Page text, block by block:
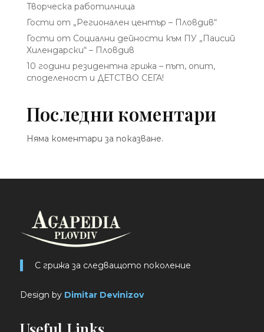
Творческа работилница
Гости от „Регионален център – Пловдив“
Гости от Социални дейности към ПУ „Паисий
Хилендарски“ – Пловдив
10 години резидентна грижа – път, опит,
споделеност и ДЕТСТВО СЕГА!
Последни коментари
Няма коментари за показване.
С грижа за следващото поколение
Design by Dimitar Devinizov